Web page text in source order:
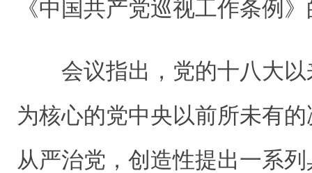
《中国共产党巡视工作条例
会议指出，党的十八大
为核心的党中央以前所未有
从严治党，创造性提出一系